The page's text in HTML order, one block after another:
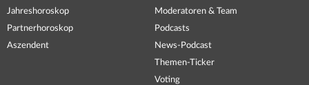
Jahreshoroskop
Partnerhoroskop
Aszendent
Moderatoren & Team
Podcasts
News-Podcast
Themen-Ticker
Voting